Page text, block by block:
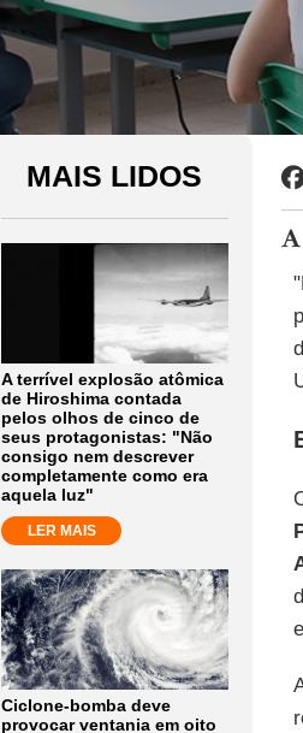
MAIS LIDOS
A terrível explosão atômica
de Hiroshima contada
pelos olhos de cinco de
seus protagonistas: "Não
consigo nem descrever
completamente como era
aquela luz"
LER MAIS
Ciclone-bomba deve
provocar ventania em oito